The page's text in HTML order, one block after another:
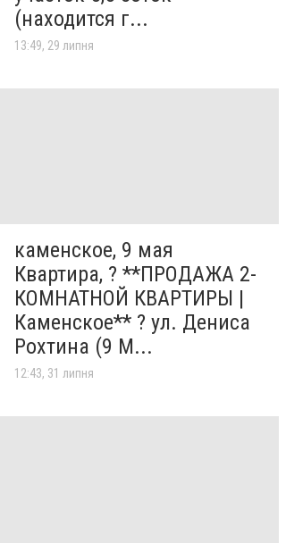
(находится г...
13:49, 29 липня
каменское, 9 мая
Квартира, ? **ПРОДАЖА 2-
КОМНАТНОЙ КВАРТИРЫ |
Каменское** ? ул. Дениса
Рохтина (9 М...
12:43, 31 липня